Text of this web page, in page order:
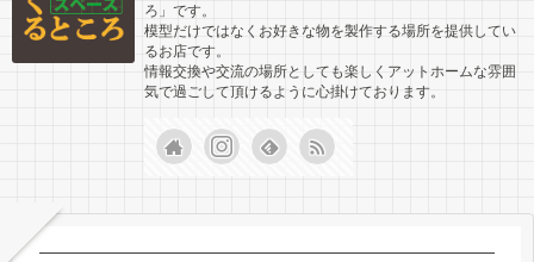
ろ」です。
模型だけではなくお好きな物を製作する場所を提供してい
るお店です。
情報交換や交流の場所としても楽しくアットホームな雰囲
気で過ごして頂けるように心掛けております。